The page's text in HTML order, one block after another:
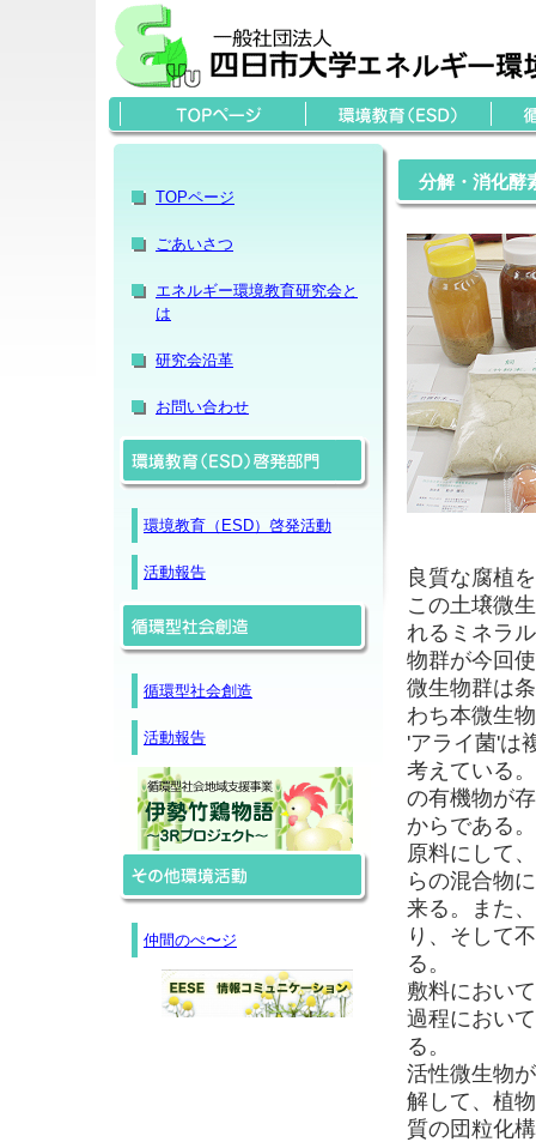
TOPページ
ごあいさつ
エネルギー環境教育研究会と
は
研究会沿革
お問い合わせ
環境教育（ESD）啓発活動
活動報告
循環型社会創造
活動報告
仲間のぺ〜ジ
分解・消化酵
良質な腐植
この土壌微
れるミネラ
物群が今回
微生物群は
わち本微生
'アライ菌'は
考えている
の有機物が
からである
原料にして
らの混合物
来る。また
り、そして
る。
敷料におい
過程におい
る。
活性微生物
解して、植
質の団粒化